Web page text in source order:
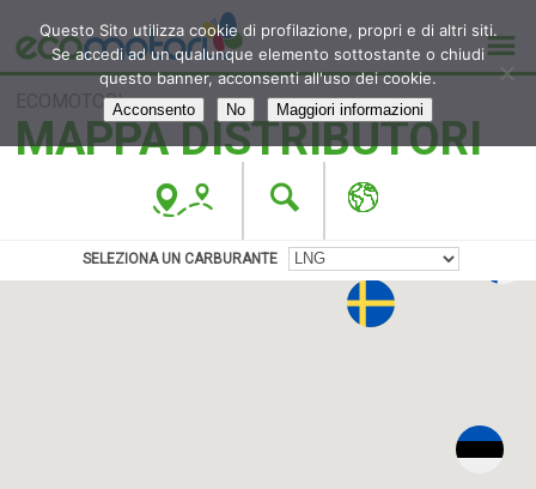
ECOMOTORI
MAPPA DISTRIBUTORI
Questo Sito utilizza cookie di profilazione, propri e di altri siti.
Se accedi ad un qualunque elemento sottostante o chiudi
questo banner, acconsenti all'uso dei cookie.
Acconsento No Maggiori informazioni